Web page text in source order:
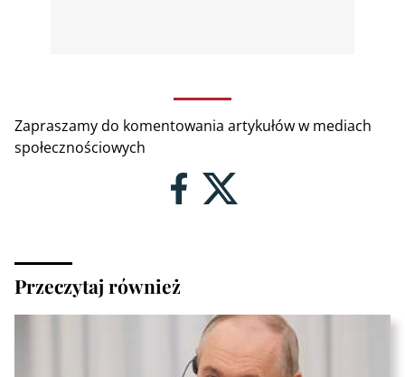
Zapraszamy do komentowania artykułów w mediach
społecznościowych
Przeczytaj również